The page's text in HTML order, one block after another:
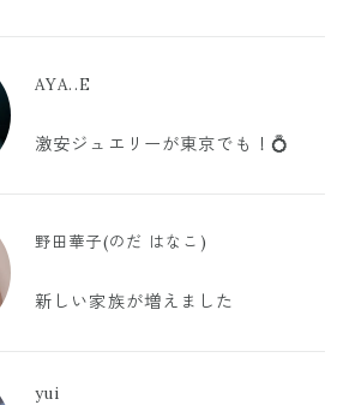
AYA..E
激安ジュエリーが東京でも！💍
野田華子(のだ はなこ)
新しい家族が増えました
yui